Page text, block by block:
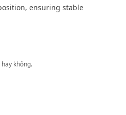
ensuring stable
không.